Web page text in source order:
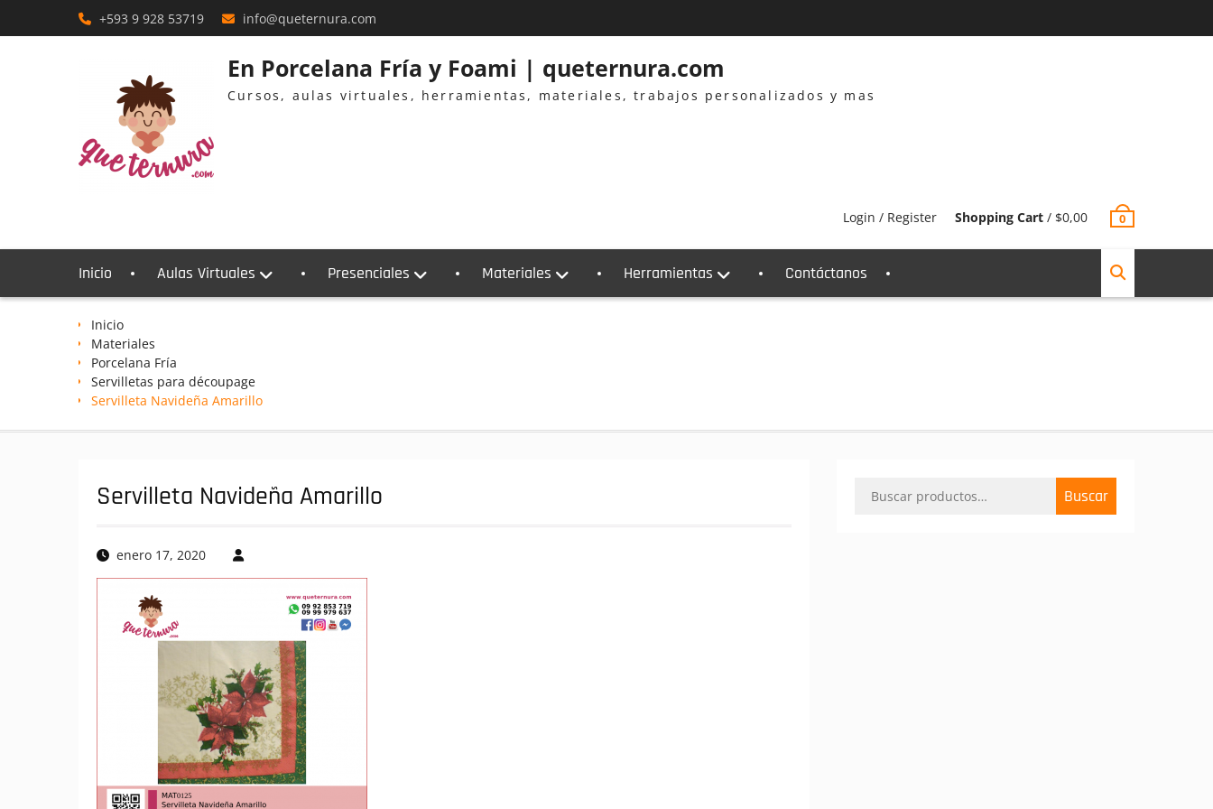
+593 9 928 53719 info@queternura.com
En Porcelana Fría y Foami | queternura.com
Cursos, aulas virtuales, herramientas, materiales, trabajos personalizados y mas
Login / Register Shopping Cart / $0,00 0
Inicio Aulas Virtuales Presenciales Materiales Herramientas Contáctanos
Inicio
Materiales
Porcelana Fría
Servilletas para découpage
Servilleta Navideña Amarillo
Servilleta Navideña Amarillo
enero 17, 2020
por:
Buscar